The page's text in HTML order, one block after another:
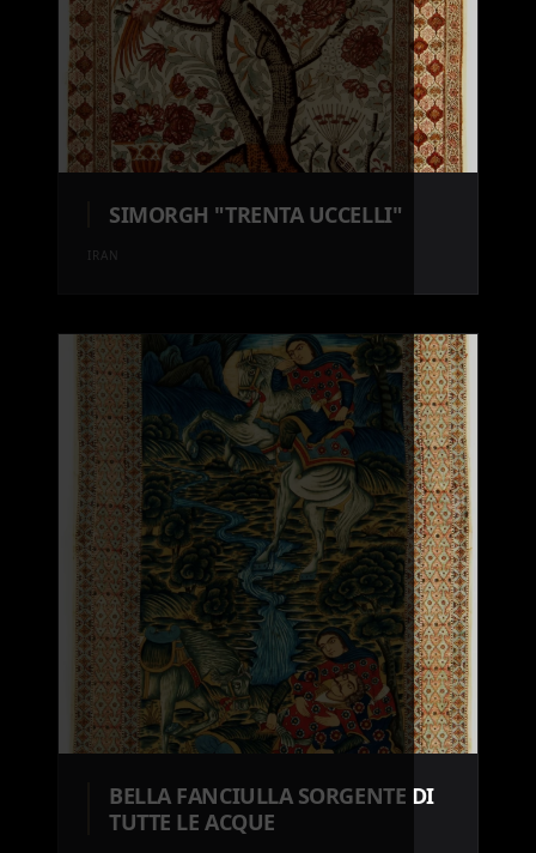
SIMORGH "TRENTA UCCELLI"
IRAN
BELLA FANCIULLA SORGENTE DI
TUTTE LE ACQUE